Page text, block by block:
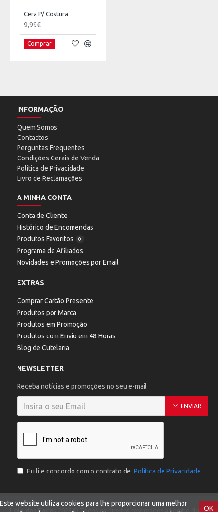
Cera P/ Costura
9,99€
Comprar
INFORMAÇÃO
Quem Somos
Contactos
Perguntas Frequentes
Condições Gerais de Venda
Politica de Privacidade
Livro de Reclamações
A MINHA CONTA
Conta de Cliente
Histórico de Encomendas
Produtos Favoritos
0
Programa de Afiliados
Novidades e Promoções por Email
EXTRAS
Comprar Cartão Presente
Produtos por Marca
Produtos em Promoção
Produtos com Envio em 48 Horas
Blog de Cutelaria
NEWSLETTER
Receba notícias e promoções no seu e-mail
ENVIAR
Eu li e concordo com o contrato de Política de Privacidade
Loja das Facas 2025 © Todos os direitos reservados a Lombo do OK
Este website utiliza cookies para lhe proporcionar uma melhor